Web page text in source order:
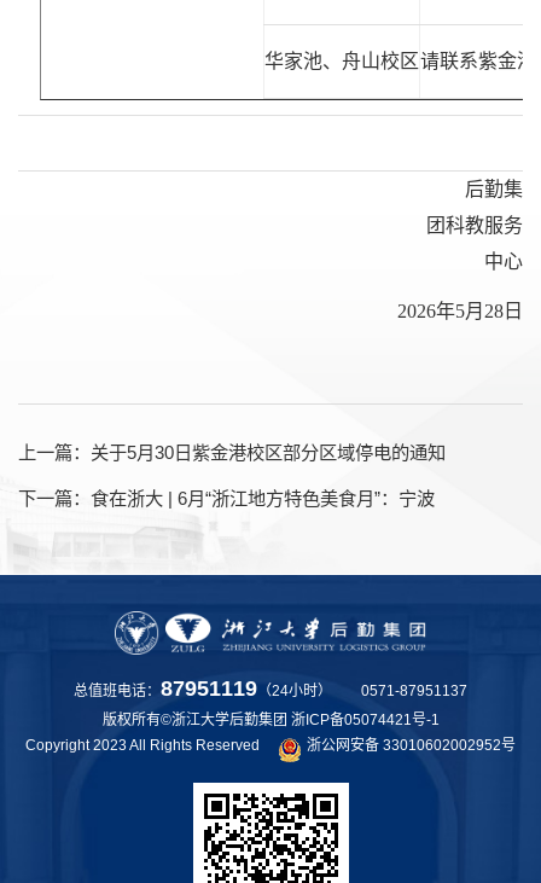
华家池、舟山校区 请联系紫金
后勤集
团科教服务
中心
2026年5月28日
上一篇： 关于5月30日紫金港校区部分区域停电的通知
下一篇： 食在浙大 | 6月“浙江地方特色美食月”：宁波
总值班电话： 87951119 （24小时） 0571-87951137
版权所有©浙江大学后勤集团 浙ICP备05074421号-1
Copyright 2023 All Rights Reserved
浙公网安备 33010602002952号